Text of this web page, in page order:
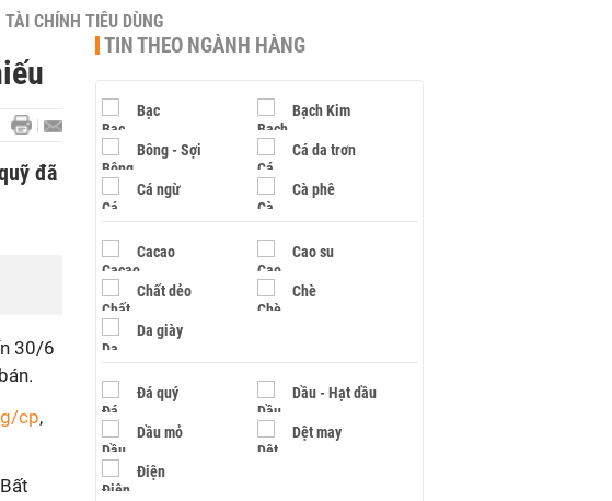
TÀI CHÍNH TIÊU DÙNG
đã
30/6
cp,
TIN THEO NGÀNH HÀNG
Bạc Bạch Kim
Bông - Sợi Cá da trơn
Cá ngừ Cà phê
Cacao Cao su
Chất dẻo Chè
Da giày
Đá quý Dầu - Hạt dầu
Dầu mỏ Dệt may
Điện